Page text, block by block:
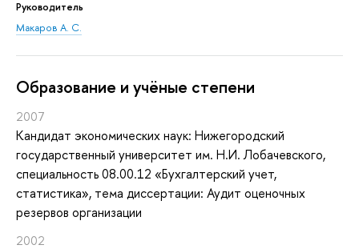
Руководитель
Макаров А. С.
Oбразование и учёные степени
2007
Кандидат экономических наук: Нижегородский
государственный университет им. Н.И. Лобачевского,
специальность 08.00.12 «Бухгалтерский учет,
статистика», тема диссертации: Аудит оценочных
резервов организации
2002